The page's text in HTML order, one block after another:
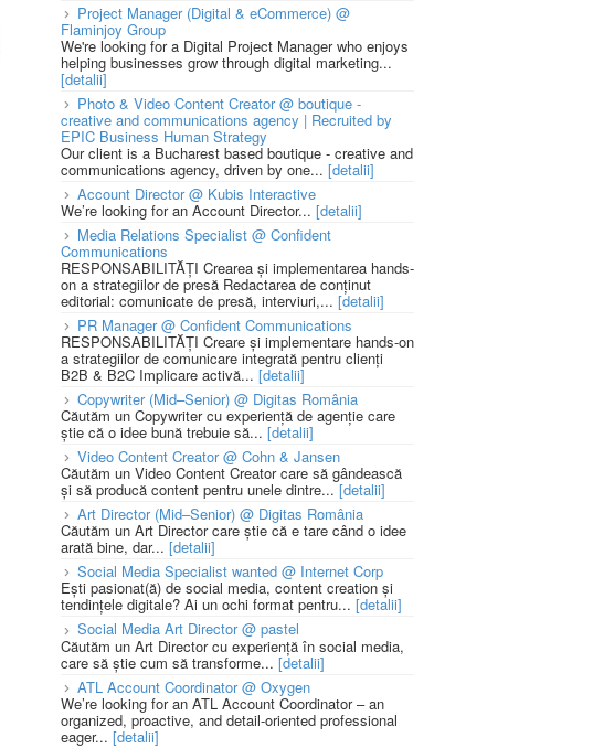
Project Manager (Digital & eCommerce) @
Flaminjoy Group
We're looking for a Digital Project Manager who enjoys
helping businesses grow through digital marketing...
[detalii]
Photo & Video Content Creator @ boutique -
creative and communications agency | Recruited by
EPIC Business Human Strategy
Our client is a Bucharest based boutique - creative and
communications agency, driven by one... [detalii]
Account Director @ Kubis Interactive
We’re looking for an Account Director... [detalii]
Media Relations Specialist @ Confident
Communications
RESPONSABILITĂȚI Crearea și implementarea hands-
on a strategiilor de presă Redactarea de conținut
editorial: comunicate de presă, interviuri,... [detalii]
PR Manager @ Confident Communications
RESPONSABILITĂȚI Creare și implementare hands-on
a strategiilor de comunicare integrată pentru clienți
B2B & B2C Implicare activă... [detalii]
Copywriter (Mid–Senior) @ Digitas România
Căutăm un Copywriter cu experiență de agenție care
știe că o idee bună trebuie să... [detalii]
Video Content Creator @ Cohn & Jansen
Căutăm un Video Content Creator care să gândească
și să producă content pentru unele dintre... [detalii]
Art Director (Mid–Senior) @ Digitas România
Căutăm un Art Director care știe că e tare când o idee
arată bine, dar... [detalii]
Social Media Specialist wanted @ Internet Corp
Ești pasionat(ă) de social media, content creation și
tendințele digitale? Ai un ochi format pentru... [detalii]
Social Media Art Director @ pastel
Căutăm un Art Director cu experiență în social media,
care să știe cum să transforme... [detalii]
ATL Account Coordinator @ Oxygen
We’re looking for an ATL Account Coordinator – an
organized, proactive, and detail-oriented professional
eager... [detalii]